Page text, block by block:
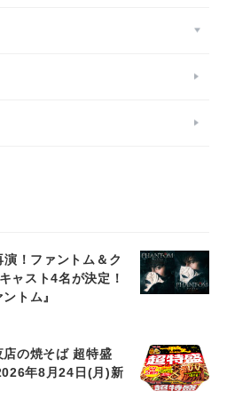
！ファントム＆ク
ャスト4名が決定！
トム』
店の焼そば 超特盛
年8月24日(月)新